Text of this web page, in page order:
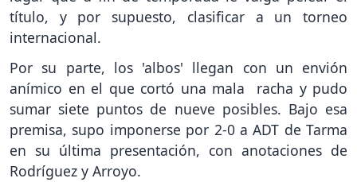
título, y por supuesto, clasificar a un torneo
internacional.
Por su parte, los 'albos' llegan con un envión
anímico en el que cortó una mala racha y pudo
sumar siete puntos de nueve posibles. Bajo esa
premisa, supo imponerse por 2-0 a ADT de Tarma
en su última presentación, con anotaciones de
Rodríguez y Arroyo.